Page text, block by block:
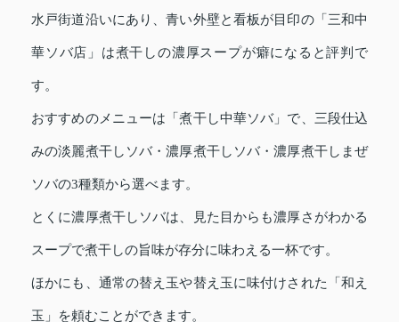
水戸街道沿いにあり、青い外壁と看板が目印の「三和中
華ソバ店」は煮干しの濃厚スープが癖になると評判で
す。
おすすめのメニューは「煮干し中華ソバ」で、三段仕込
みの淡麗煮干しソバ・濃厚煮干しソバ・濃厚煮干しまぜ
ソバの3種類から選べます。
とくに濃厚煮干しソバは、見た目からも濃厚さがわかる
スープで煮干しの旨味が存分に味わえる一杯です。
ほかにも、通常の替え玉や替え玉に味付けされた「和え
玉」を頼むことができます。